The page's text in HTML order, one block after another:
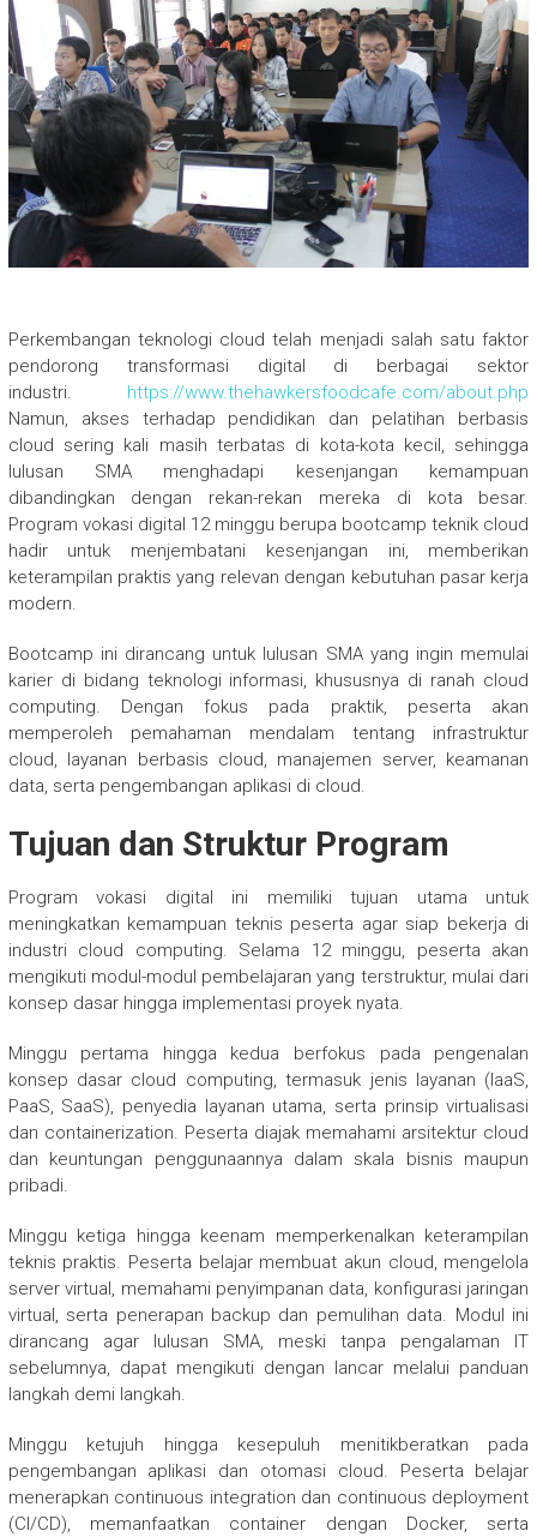
Perkembangan teknologi cloud telah menjadi salah satu faktor
pendorong transformasi digital di berbagai sektor
industri. https://www.thehawkersfoodcafe.com/about.php
Namun, akses terhadap pendidikan dan pelatihan berbasis
cloud sering kali masih terbatas di kota-kota kecil, sehingga
lulusan SMA menghadapi kesenjangan kemampuan
dibandingkan dengan rekan-rekan mereka di kota besar.
Program vokasi digital 12 minggu berupa bootcamp teknik cloud
hadir untuk menjembatani kesenjangan ini, memberikan
keterampilan praktis yang relevan dengan kebutuhan pasar kerja
modern.
Bootcamp ini dirancang untuk lulusan SMA yang ingin memulai
karier di bidang teknologi informasi, khususnya di ranah cloud
computing. Dengan fokus pada praktik, peserta akan
memperoleh pemahaman mendalam tentang infrastruktur
cloud, layanan berbasis cloud, manajemen server, keamanan
data, serta pengembangan aplikasi di cloud.
Tujuan dan Struktur Program
Program vokasi digital ini memiliki tujuan utama untuk
meningkatkan kemampuan teknis peserta agar siap bekerja di
industri cloud computing. Selama 12 minggu, peserta akan
mengikuti modul-modul pembelajaran yang terstruktur, mulai dari
konsep dasar hingga implementasi proyek nyata.
Minggu pertama hingga kedua berfokus pada pengenalan
konsep dasar cloud computing, termasuk jenis layanan (IaaS,
PaaS, SaaS), penyedia layanan utama, serta prinsip virtualisasi
dan containerization. Peserta diajak memahami arsitektur cloud
dan keuntungan penggunaannya dalam skala bisnis maupun
pribadi.
Minggu ketiga hingga keenam memperkenalkan keterampilan
teknis praktis. Peserta belajar membuat akun cloud, mengelola
server virtual, memahami penyimpanan data, konfigurasi jaringan
virtual, serta penerapan backup dan pemulihan data. Modul ini
dirancang agar lulusan SMA, meski tanpa pengalaman IT
sebelumnya, dapat mengikuti dengan lancar melalui panduan
langkah demi langkah.
Minggu ketujuh hingga kesepuluh menitikberatkan pada
pengembangan aplikasi dan otomasi cloud. Peserta belajar
menerapkan continuous integration dan continuous deployment
(CI/CD), memanfaatkan container dengan Docker, serta